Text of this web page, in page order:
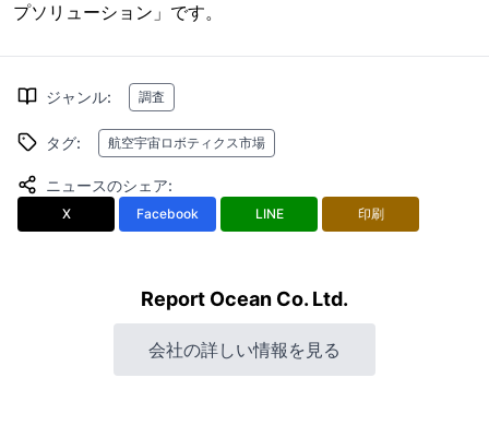
プソリューション」です。
ジャンル: 調査
タグ: 航空宇宙ロボティクス市場
ニュースのシェア:
X Facebook LINE 印刷
Report Ocean Co. Ltd.
会社の詳しい情報を見る